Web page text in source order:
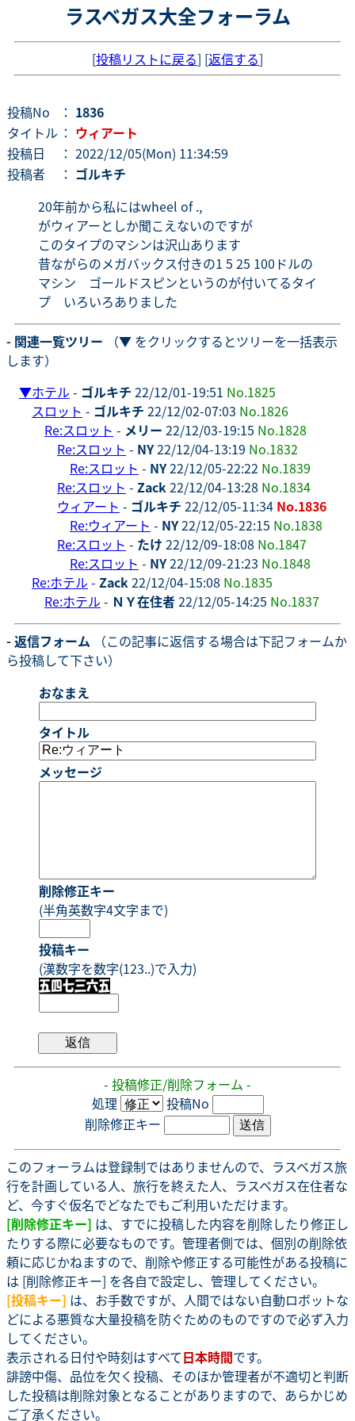
ラスベガス大全フォーラム
[投稿リストに戻る] [返信する]
投稿No ： 1836
タイトル ： ウィアート
投稿日
： 2022/12/05(Mon) 11:34:59
投稿者
： ゴルキチ
20年前から私にはwheel of .,
がウィアーとしか聞こえないのですが
このタイプのマシンは沢山あります
昔ながらのメガバックス付きの1 5 25 100ドルの
マシン ゴールドスピンというのが付いてるタイ
プ いろいろありました
- 関連一覧ツリー （▼ をクリックするとツリーを一括表示
します）
▼ホテル - ゴルキチ 22/12/01-19:51 No.1825
スロット - ゴルキチ 22/12/02-07:03 No.1826
Re:スロット - メリー 22/12/03-19:15 No.1828
Re:スロット - NY22/12/04-13:19 No.1832
Re:スロット - NY22/12/05-22:22 No.1839
Re:スロット - Zack22/12/04-13:28 No.1834
ウィアート - ゴルキチ 22/12/05-11:34 No.1836
Re:ウィアート - NY22/12/05-22:15 No.1838
Re:スロット - たけ 22/12/09-18:08 No.1847
Re:スロット - NY22/12/09-21:23 No.1848
Re:ホテル - Zack22/12/04-15:08 No.1835
Re:ホテル - ＮＹ在住者22/12/05-14:25 No.1837
- 返信フォーム （この記事に返信する場合は下記フォームか
ら投稿して下さい）
おなまえ
タイトル
メッセージ
削除修正キー
(半角英数字4文字まで)
投稿キー
(漢数字を数字(123..)で入力)
- 投稿修正/削除フォーム -
処理
投稿No
削除修正キー
このフォーラムは登録制ではありませんので、ラスベガス旅
行を計画している人、旅行を終えた人、ラスベガス在住者な
ど、今すぐ仮名でどなたでもご利用いただけます。
[削除修正キー] は、すでに投稿した内容を削除したり修正し
たりする際に必要なものです。管理者側では、個別の削除依
頼に応じかねますので、削除や修正する可能性がある投稿に
は [削除修正キー] を各自で設定し、管理してください。
[投稿キー] は、お手数ですが、人間ではない自動ロボットな
どによる悪質な大量投稿を防ぐためのものですので必ず入力
してください。
表示される日付や時刻はすべて日本時間です。
誹謗中傷、品位を欠く投稿、そのほか管理者が不適切と判断
した投稿は削除対象となることがありますので、あらかじめ
ご了承ください。